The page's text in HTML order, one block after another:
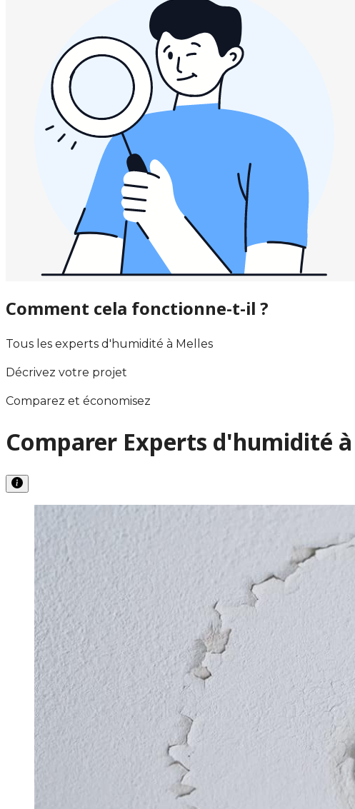
Comment cela fonctionne-t-il ?
Tous les experts d'humidité à Melles
Décrivez votre projet
Comparez et économisez
Comparer Experts d'humidité